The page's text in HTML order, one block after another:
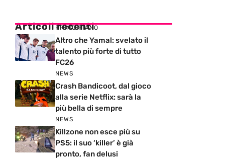
Articoli recenti
PRIMO PIANO
Altro che Yamal: svelato il
talento più forte di tutto
FC26
NEWS
Crash Bandicoot, dal gioco
alla serie Netflix: sarà la
più bella di sempre
NEWS
Killzone non esce più su
PS5: il suo ‘killer’ è già
pronto, fan delusi